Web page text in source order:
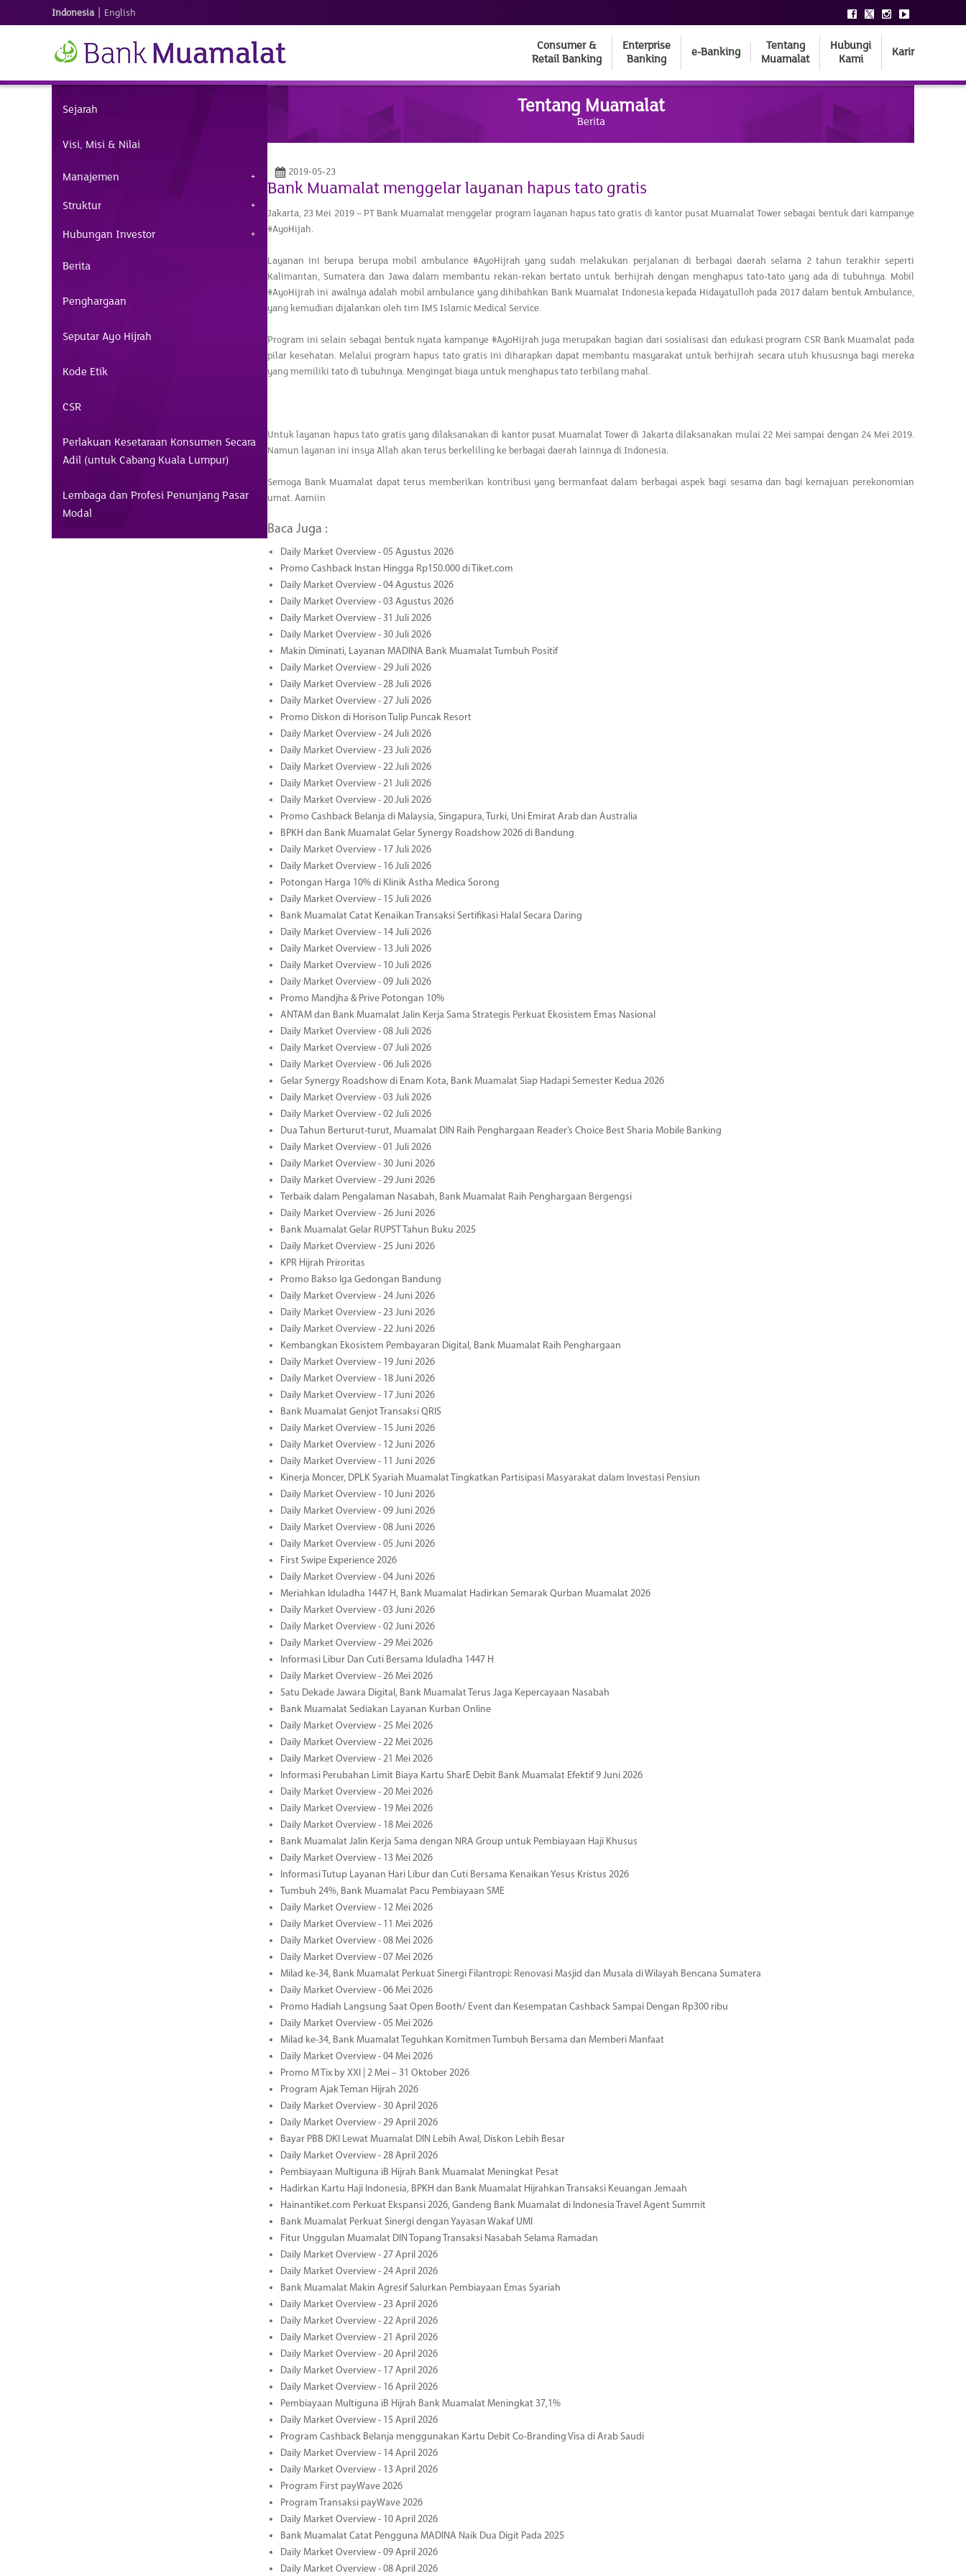
Indonesia | English
Consumer &
Retail Banking
Enterprise
Banking
e-Banking
Tentang
Muamalat
Hubungi
Kami
Karir
Sejarah
Visi, Misi & Nilai
Manajemen
Struktur
Hubungan Investor
Berita
Penghargaan
Seputar Ayo Hijrah
Kode Etik
CSR
Perlakuan Kesetaraan Konsumen Secara
Adil (untuk Cabang Kuala Lumpur)
Lembaga dan Profesi Penunjang Pasar
Modal
Tentang Muamalat
Berita
2019-05-23
Bank Muamalat menggelar layanan hapus tato gratis
Jakarta, 23 Mei 2019 – PT Bank Muamalat menggelar program layanan hapus tato gratis di kantor pusat Muamalat Tower sebagai bentuk dari kampanye
#AyoHijah.
Layanan ini berupa berupa mobil ambulance #AyoHijrah yang sudah melakukan perjalanan di berbagai daerah selama 2 tahun terakhir seperti
Kalimantan, Sumatera dan Jawa dalam membantu rekan-rekan bertato untuk berhijrah dengan menghapus tato-tato yang ada di tubuhnya. Mobil
#AyoHijrah ini awalnya adalah mobil ambulance yang dihibahkan Bank Muamalat Indonesia kepada Hidayatulloh pada 2017 dalam bentuk Ambulance,
yang kemudian dijalankan oleh tim IMS Islamic Medical Service.
Program ini selain sebagai bentuk nyata kampanye #AyoHijrah juga merupakan bagian dari sosialisasi dan edukasi program CSR Bank Muamalat pada
pilar kesehatan. Melalui program hapus tato gratis ini diharapkan dapat membantu masyarakat untuk berhijrah secara utuh khususnya bagi mereka
yang memiliki tato di tubuhnya. Mengingat biaya untuk menghapus tato terbilang mahal.
Untuk layanan hapus tato gratis yang dilaksanakan di kantor pusat Muamalat Tower di Jakarta dilaksanakan mulai 22 Mei sampai dengan 24 Mei 2019.
Namun layanan ini insya Allah akan terus berkeliling ke berbagai daerah lainnya di Indonesia.
Semoga Bank Muamalat dapat terus memberikan kontribusi yang bermanfaat dalam berbagai aspek bagi sesama dan bagi kemajuan perekonomian
umat. Aamiin
Baca Juga :
Daily Market Overview - 05 Agustus 2026
Promo Cashback Instan Hingga Rp150.000 di Tiket.com
Daily Market Overview - 04 Agustus 2026
Daily Market Overview - 03 Agustus 2026
Daily Market Overview - 31 Juli 2026
Daily Market Overview - 30 Juli 2026
Makin Diminati, Layanan MADINA Bank Muamalat Tumbuh Positif
Daily Market Overview - 29 Juli 2026
Daily Market Overview - 28 Juli 2026
Daily Market Overview - 27 Juli 2026
Promo Diskon di Horison Tulip Puncak Resort
Daily Market Overview - 24 Juli 2026
Daily Market Overview - 23 Juli 2026
Daily Market Overview - 22 Juli 2026
Daily Market Overview - 21 Juli 2026
Daily Market Overview - 20 Juli 2026
Promo Cashback Belanja di Malaysia, Singapura, Turki, Uni Emirat Arab dan Australia
BPKH dan Bank Muamalat Gelar Synergy Roadshow 2026 di Bandung
Daily Market Overview - 17 Juli 2026
Daily Market Overview - 16 Juli 2026
Potongan Harga 10% di Klinik Astha Medica Sorong
Daily Market Overview - 15 Juli 2026
Bank Muamalat Catat Kenaikan Transaksi Sertifikasi Halal Secara Daring
Daily Market Overview - 14 Juli 2026
Daily Market Overview - 13 Juli 2026
Daily Market Overview - 10 Juli 2026
Daily Market Overview - 09 Juli 2026
Promo Mandjha & Prive Potongan 10%
ANTAM dan Bank Muamalat Jalin Kerja Sama Strategis Perkuat Ekosistem Emas Nasional
Daily Market Overview - 08 Juli 2026
Daily Market Overview - 07 Juli 2026
Daily Market Overview - 06 Juli 2026
Gelar Synergy Roadshow di Enam Kota, Bank Muamalat Siap Hadapi Semester Kedua 2026
Daily Market Overview - 03 Juli 2026
Daily Market Overview - 02 Juli 2026
Dua Tahun Berturut-turut, Muamalat DIN Raih Penghargaan Reader’s Choice Best Sharia Mobile Banking
Daily Market Overview - 01 Juli 2026
Daily Market Overview - 30 Juni 2026
Daily Market Overview - 29 Juni 2026
Terbaik dalam Pengalaman Nasabah, Bank Muamalat Raih Penghargaan Bergengsi
Daily Market Overview - 26 Juni 2026
Bank Muamalat Gelar RUPST Tahun Buku 2025
Daily Market Overview - 25 Juni 2026
KPR Hijrah Priroritas
Promo Bakso Iga Gedongan Bandung
Daily Market Overview - 24 Juni 2026
Daily Market Overview - 23 Juni 2026
Daily Market Overview - 22 Juni 2026
Kembangkan Ekosistem Pembayaran Digital, Bank Muamalat Raih Penghargaan
Daily Market Overview - 19 Juni 2026
Daily Market Overview - 18 Juni 2026
Daily Market Overview - 17 Juni 2026
Bank Muamalat Genjot Transaksi QRIS
Daily Market Overview - 15 Juni 2026
Daily Market Overview - 12 Juni 2026
Daily Market Overview - 11 Juni 2026
Kinerja Moncer, DPLK Syariah Muamalat Tingkatkan Partisipasi Masyarakat dalam Investasi Pensiun
Daily Market Overview - 10 Juni 2026
Daily Market Overview - 09 Juni 2026
Daily Market Overview - 08 Juni 2026
Daily Market Overview - 05 Juni 2026
First Swipe Experience 2026
Daily Market Overview - 04 Juni 2026
Meriahkan Iduladha 1447 H, Bank Muamalat Hadirkan Semarak Qurban Muamalat 2026
Daily Market Overview - 03 Juni 2026
Daily Market Overview - 02 Juni 2026
Daily Market Overview - 29 Mei 2026
Informasi Libur Dan Cuti Bersama Iduladha 1447 H
Daily Market Overview - 26 Mei 2026
Satu Dekade Jawara Digital, Bank Muamalat Terus Jaga Kepercayaan Nasabah
Bank Muamalat Sediakan Layanan Kurban Online
Daily Market Overview - 25 Mei 2026
Daily Market Overview - 22 Mei 2026
Daily Market Overview - 21 Mei 2026
Informasi Perubahan Limit Biaya Kartu SharE Debit Bank Muamalat Efektif 9 Juni 2026
Daily Market Overview - 20 Mei 2026
Daily Market Overview - 19 Mei 2026
Daily Market Overview - 18 Mei 2026
Bank Muamalat Jalin Kerja Sama dengan NRA Group untuk Pembiayaan Haji Khusus
Daily Market Overview - 13 Mei 2026
Informasi Tutup Layanan Hari Libur dan Cuti Bersama Kenaikan Yesus Kristus 2026
Tumbuh 24%, Bank Muamalat Pacu Pembiayaan SME
Daily Market Overview - 12 Mei 2026
Daily Market Overview - 11 Mei 2026
Daily Market Overview - 08 Mei 2026
Daily Market Overview - 07 Mei 2026
Milad ke-34, Bank Muamalat Perkuat Sinergi Filantropi: Renovasi Masjid dan Musala di Wilayah Bencana Sumatera
Daily Market Overview - 06 Mei 2026
Promo Hadiah Langsung Saat Open Booth/ Event dan Kesempatan Cashback Sampai Dengan Rp300 ribu
Daily Market Overview - 05 Mei 2026
Milad ke-34, Bank Muamalat Teguhkan Komitmen Tumbuh Bersama dan Memberi Manfaat
Daily Market Overview - 04 Mei 2026
Promo M Tix by XXI | 2 Mei – 31 Oktober 2026
Program Ajak Teman Hijrah 2026
Daily Market Overview - 30 April 2026
Daily Market Overview - 29 April 2026
Bayar PBB DKI Lewat Muamalat DIN Lebih Awal, Diskon Lebih Besar
Daily Market Overview - 28 April 2026
Pembiayaan Multiguna iB Hijrah Bank Muamalat Meningkat Pesat
Hadirkan Kartu Haji Indonesia, BPKH dan Bank Muamalat Hijrahkan Transaksi Keuangan Jemaah
Hainantiket.com Perkuat Ekspansi 2026, Gandeng Bank Muamalat di Indonesia Travel Agent Summit
Bank Muamalat Perkuat Sinergi dengan Yayasan Wakaf UMI
Fitur Unggulan Muamalat DIN Topang Transaksi Nasabah Selama Ramadan
Daily Market Overview - 27 April 2026
Daily Market Overview - 24 April 2026
Bank Muamalat Makin Agresif Salurkan Pembiayaan Emas Syariah
Daily Market Overview - 23 April 2026
Daily Market Overview - 22 April 2026
Daily Market Overview - 21 April 2026
Daily Market Overview - 20 April 2026
Daily Market Overview - 17 April 2026
Daily Market Overview - 16 April 2026
Pembiayaan Multiguna iB Hijrah Bank Muamalat Meningkat 37,1%
Daily Market Overview - 15 April 2026
Program Cashback Belanja menggunakan Kartu Debit Co-Branding Visa di Arab Saudi
Daily Market Overview - 14 April 2026
Daily Market Overview - 13 April 2026
Program First payWave 2026
Program Transaksi payWave 2026
Daily Market Overview - 10 April 2026
Bank Muamalat Catat Pengguna MADINA Naik Dua Digit Pada 2025
Daily Market Overview - 09 April 2026
Daily Market Overview - 08 April 2026